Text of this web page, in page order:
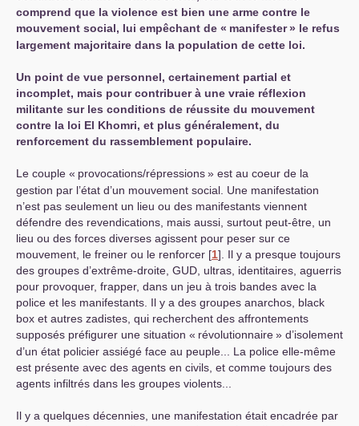
comprend que la violence est bien une arme contre le
mouvement social, lui empêchant de « manifester» le refus
largement majoritaire dans la population de cette loi.
Un point de vue personnel, certainement partial et
incomplet, mais pour contribuer à une vraie réflexion
militante sur les conditions de réussite du mouvement
contre la loi El Khomri, et plus généralement, du
renforcement du rassemblement populaire.
Le couple « provocations/répressions» est au coeur de la
gestion par l’état d’un mouvement social. Une manifestation
n’est pas seulement un lieu ou des manifestants viennent
défendre des revendications, mais aussi, surtout peut-être, un
lieu ou des forces diverses agissent pour peser sur ce
mouvement, le freiner ou le renforcer [1] . Il y a presque toujours
des groupes d’extrême-droite, GUD , ultras, identitaires, aguerris
pour provoquer, frapper, dans un jeu à trois bandes avec la
police et les manifestants. Il y a des groupes anarchos, black
box et autres zadistes, qui recherchent des affrontements
supposés préfigurer une situation « révolutionnaire» d’isolement
d’un état policier assiégé face au peuple... La police elle-même
est présente avec des agents en civils, et comme toujours des
agents infiltrés dans les groupes violents...
Il y a quelques décennies, une manifestation était encadrée par